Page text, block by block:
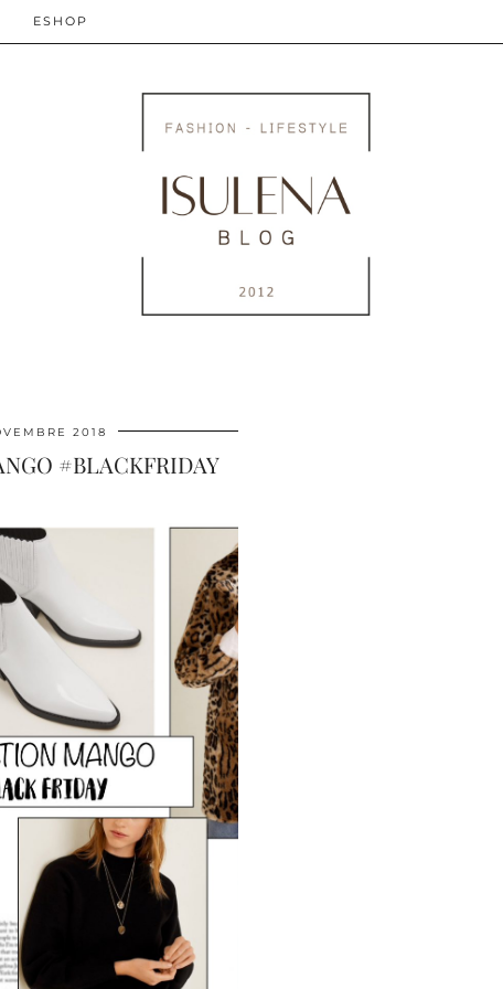
ESHOP
2018
#BLACKFRIDAY